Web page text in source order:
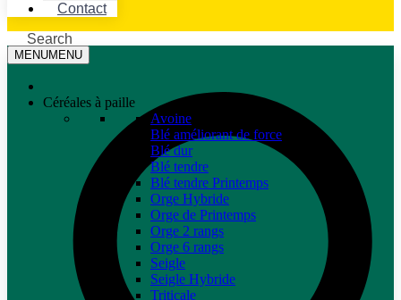
Contact
Search
MENUMENU
Céréales à paille
Avoine
Blé améliorant de force
Blé dur
Blé tendre
Blé tendre Printemps
Orge Hybride
Orge de Printemps
Orge 2 rangs
Orge 6 rangs
Seigle
Seigle Hybride
Triticale